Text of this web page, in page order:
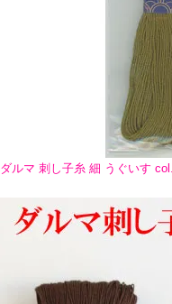
ダルマ 刺し子糸 細 うぐいす